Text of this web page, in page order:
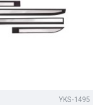
YKS-1495